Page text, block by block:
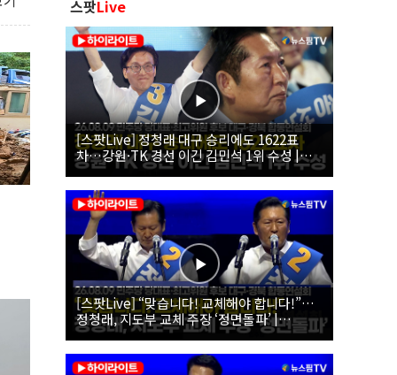
스팟Live
[스팟Live] 정청래 대구 승리에도 1622표
차…강원·TK 경선 이긴 김민석 1위 수성 |
26.08.09 더불어민주당 당대표·최고위원 후
보 대구·경북 합동연설회
[스팟Live] “맞습니다! 교체해야 합니다!”…
정청래, 지도부 교체 주장 ‘정면돌파’ |
26.08.09 더불어민주당 당대표·최고위원 후
보 대구·경북 합동연설회